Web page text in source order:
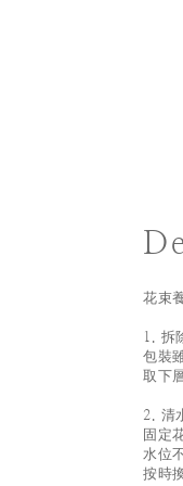
花束
1. 拆
包裝
取下
2. 清
固定
水位
按時